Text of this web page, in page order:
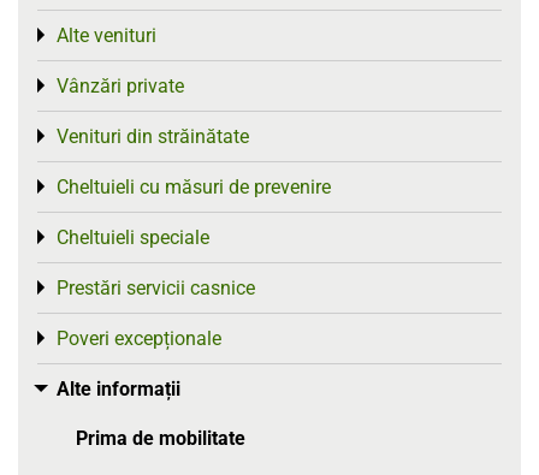
Alte venituri
Toggle menu
Vânzări private
Toggle menu
Venituri din străinătate
Toggle menu
Cheltuieli cu măsuri de prevenire
Toggle menu
Cheltuieli speciale
Toggle menu
Prestări servicii casnice
Toggle menu
Poveri excepționale
Toggle menu
Alte informații
Toggle menu
Prima de mobilitate